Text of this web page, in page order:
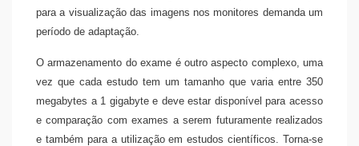
para a visualização das imagens nos monitores demanda um
período de adaptação.
O armazenamento do exame é outro aspecto complexo, uma
vez que cada estudo tem um tamanho que varia entre 350
megabytes a 1 gigabyte e deve estar disponível para acesso
e comparação com exames a serem futuramente realizados
e também para a utilização em estudos científicos. Torna-se